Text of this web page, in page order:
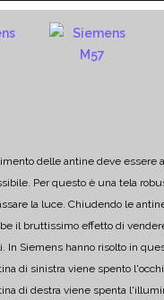
delle antine deve essere
Per questo è una tela
la luce. Chiudendo le
il bruttissimo effetto di
In Siemens hanno risolto in
di sinistra viene spento
di destra viene spenta